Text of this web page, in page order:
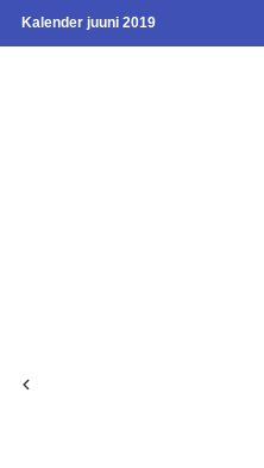
Kalender juuni 2019